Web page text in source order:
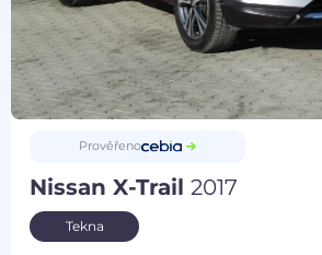
Prověřeno
Nissan X-Trail2017
Tekna